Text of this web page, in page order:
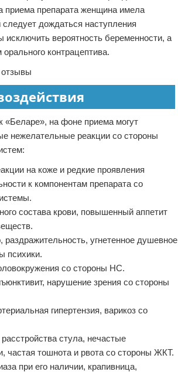
приема препарата женщина имела
следует дождаться наступления
исключить вероятность беременности, а
контрацептива.
«Беларе», на фоне приема могут
нежелательные реакции со стороны
на коже и редкие проявления
к компонентам препарата со
состава крови, повышенный аппетит
угнетенное душевное
психики.
со стороны НС.
нарушение зрения со стороны
гипертензия, варикоз со
стула, нечастые
частая тошнота и рвота со стороны ЖКТ.
при его наличии, крапивница,